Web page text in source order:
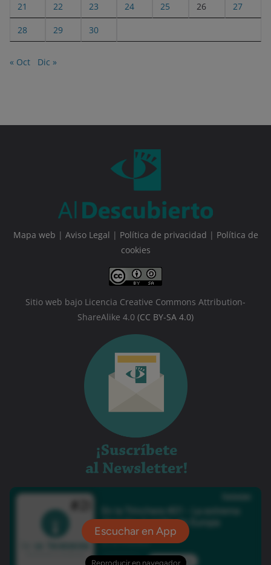
21 22 23 24 25 26 27
28 29 30
« Oct Dic »
Mapa web | Aviso Legal | Política de privacidad | Política de
cookies
Sitio web bajo Licencia Creative Commons Attribution-
ShareAlike 4.0 (CC BY-SA 4.0)